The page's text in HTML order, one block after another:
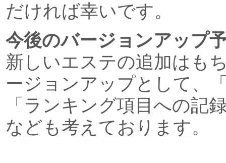
だければ幸いです。
今後のバージョンアップ
新しいエステの追加はも
ージョンアップとして、
「ランキング項目への記
なども考えております。